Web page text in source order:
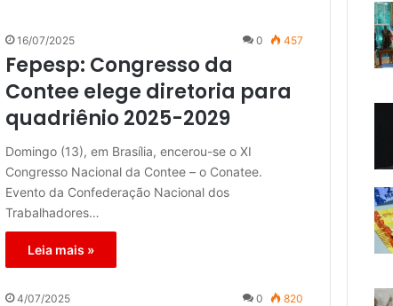
16/07/2025 0 457
Fepesp: Congresso da
Contee elege diretoria para
quadriênio 2025-2029
Domingo (13), em Brasília, encerou-se o XI
Congresso Nacional da Contee – o Conatee.
Evento da Confederação Nacional dos
Trabalhadores…
Leia mais »
4/07/2025 0 820